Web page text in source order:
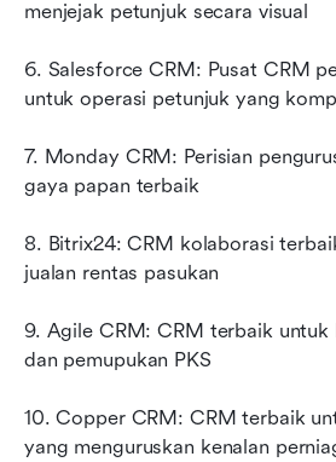
menjejak petunjuk secara visual
6. Salesforce CRM: Pusat CRM
untuk operasi petunjuk yang
7. Monday CRM: Perisian
gaya papan terbaik
8. Bitrix24: CRM kolaborasi
jualan rentas pasukan
9. Agile CRM: CRM terbaik untuk
dan pemupukan PKS
10. Copper CRM: CRM terbaik
yang menguruskan kenalan